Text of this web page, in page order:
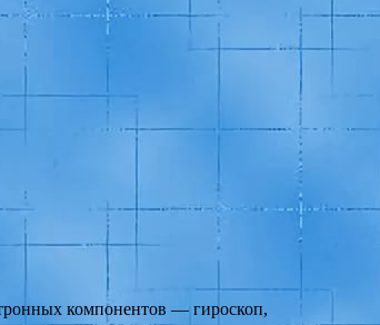
компонентов — гироскоп,